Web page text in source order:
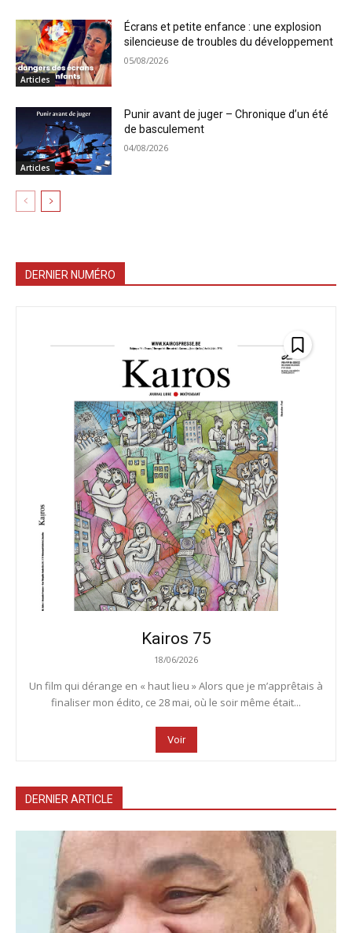
Articles
Écrans et petite enfance : une explosion
silencieuse de troubles du développement
05/08/2026
Articles
Punir avant de juger – Chronique d’un été
de basculement
04/08/2026
DERNIER NUMÉRO
Kairos 75
18/06/2026
Un film qui dérange en « haut lieu » Alors que je m’apprêtais à
finaliser mon édito, ce 28 mai, où le soir même était...
Voir
DERNIER ARTICLE